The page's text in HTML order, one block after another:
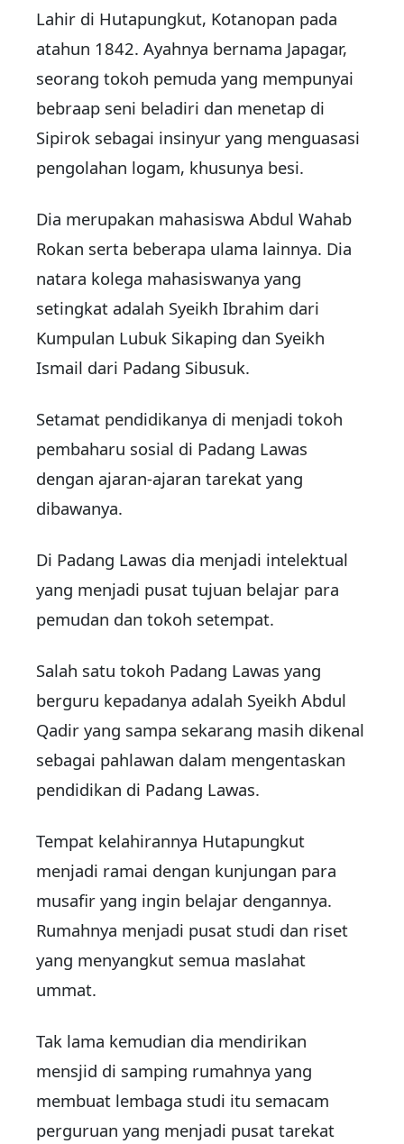
Lahir di Hutapungkut, Kotanopan pada
atahun 1842. Ayahnya bernama Japagar,
seorang tokoh pemuda yang mempunyai
bebraap seni beladiri dan menetap di
Sipirok sebagai insinyur yang menguasasi
pengolahan logam, khusunya besi.
Dia merupakan mahasiswa Abdul Wahab
Rokan serta beberapa ulama lainnya. Dia
natara kolega mahasiswanya yang
setingkat adalah Syeikh Ibrahim dari
Kumpulan Lubuk Sikaping dan Syeikh
Ismail dari Padang Sibusuk.
Setamat pendidikanya di menjadi tokoh
pembaharu sosial di Padang Lawas
dengan ajaran-ajaran tarekat yang
dibawanya.
Di Padang Lawas dia menjadi intelektual
yang menjadi pusat tujuan belajar para
pemudan dan tokoh setempat.
Salah satu tokoh Padang Lawas yang
berguru kepadanya adalah Syeikh Abdul
Qadir yang sampa sekarang masih dikenal
sebagai pahlawan dalam mengentaskan
pendidikan di Padang Lawas.
Tempat kelahirannya Hutapungkut
menjadi ramai dengan kunjungan para
musafir yang ingin belajar dengannya.
Rumahnya menjadi pusat studi dan riset
yang menyangkut semua maslahat
ummat.
Tak lama kemudian dia mendirikan
mensjid di samping rumahnya yang
membuat lembaga studi itu semacam
perguruan yang menjadi pusat tarekat